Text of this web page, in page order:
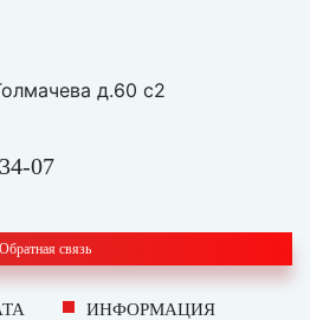
д.60 с2
07
Обратная связь
ИНФОРМАЦИЯ